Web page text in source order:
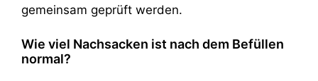
gemeinsam geprüft werden.
Wie viel Nachsacken ist nach dem Befüllen
normal?